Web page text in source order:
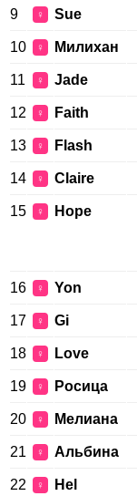
9 ♀ Sue
10 ♀ Милихан
11 ♀ Jade
12 ♀ Faith
13 ♀ Flash
14 ♀ Claire
15 ♀ Hope
16 ♀ Yon
17 ♀ Gi
18 ♀ Love
19 ♀ Росица
20 ♀ Мелиана
21 ♀ Альбина
22 ♀ Hel